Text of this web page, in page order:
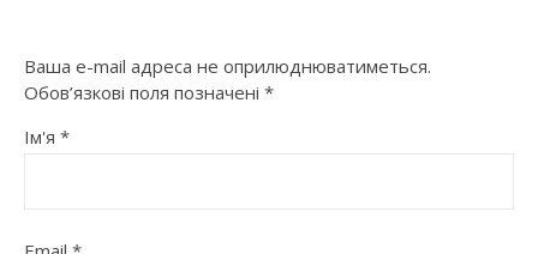
Ваша e-mail адреса не оприлюднюватиметься.
Обов’язкові поля позначені *
Ім'я *